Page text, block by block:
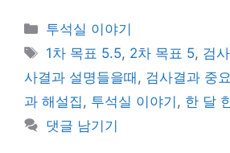
카
테
리
투석실 이야기
태
그
1차 목표 5.5, 2차 목표 5, 검
사결과 설명들을때 , 검사결과 중
과 해설집, 투석실 이야기 , 한 달
댓글 남기기